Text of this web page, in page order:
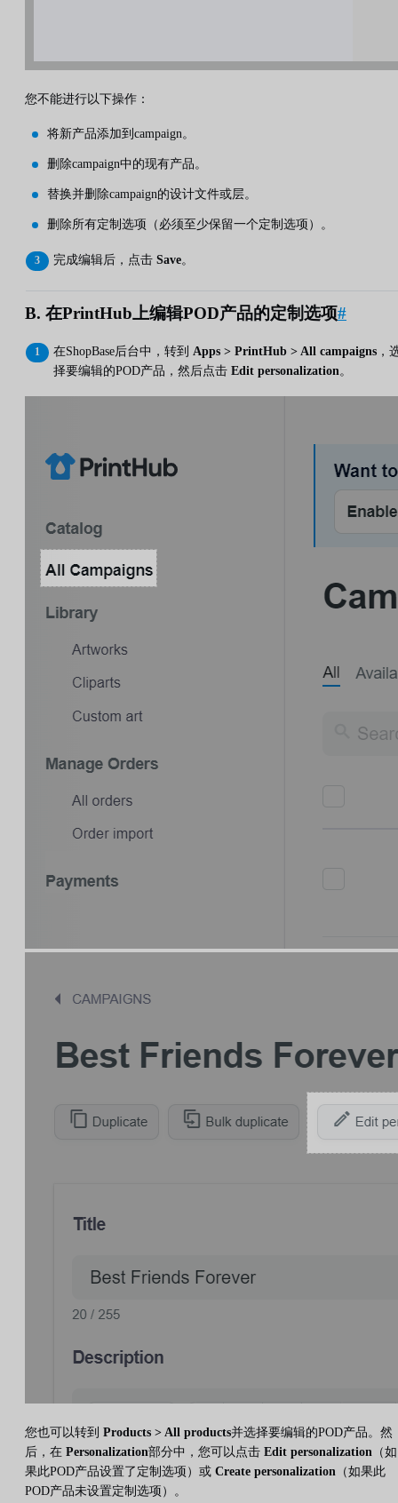
您不能进行以下操作：
将新产品添加到campaign。
删除campaign中的现有产品。
替换并删除campaign的设计文件或层。
删除所有定制选项（必须至少保留一个定制选项）。
完成编辑后，点击 Save。
B. 在PrintHub上编辑POD产品的定制选项#
在ShopBase后台中，转到 Apps > PrintHub > All campaigns ，
择要编辑的POD产品，然后点击 Edit personalization 。
您也可以转到 Products > All products并选择要编辑的POD产品。然
后，在 Personalization部分中，您可以点击 Edit personalization （如
果此POD产品设置了定制选项）或 Create personalization （如果此
POD产品未设置定制选项）。